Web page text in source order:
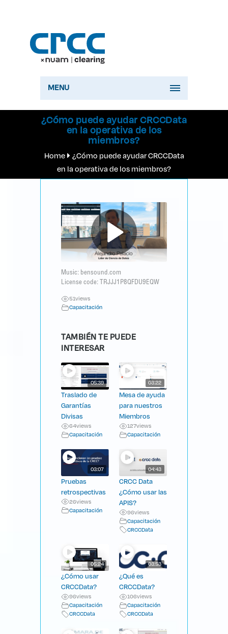
MENU
¿Cómo puede ayudar CRCCData
en la operativa de los
miembros?
Home
¿Cómo puede ayudar CRCCData
en la operativa de los miembros?
Music: bensound.com
License code: TRJJJ1P8QFDU9EQW
51views
Capacitación
TAMBIÉN TE PUEDE
INTERESAR
05:39
Traslado de
Garantías
Divisas
64views
Capacitación
03:22
Mesa de ayuda
para nuestros
Miembros
127views
Capacitación
03:07
Pruebas
retrospectivas
26views
Capacitación
04:43
CRCC Data
¿Cómo usar las
APIS?
96views
Capacitación
CRCCData
05:24
¿Cómo usar
CRCCData?
96views
Capacitación
CRCCData
03:53
¿Qué es
CRCCData?
106views
Capacitación
CRCCData